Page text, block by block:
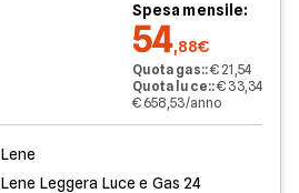
Spesa mensile:
54,88€
Quota gas::€ 21,54
Quota luce::€ 33,34
€ 658,53/anno
Lene
Lene Leggera Luce e Gas 24